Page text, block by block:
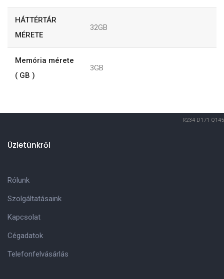
HÁTTÉRTÁR
MÉRETE
32GB
Memória mérete
( GB )
3GB
R234 D171 Q145
Üzletünkről
Rólunk
Szolgáltatásaink
Kapcsolat
Cégadatok
Telefonfelvásárlás